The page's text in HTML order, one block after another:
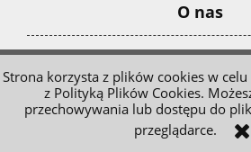
Strona korzysta z plików cookies w celu
z Polityką Plików Cookies.
przechowywania lub dostępu do
przeglądarce.
O nas
pokaż pełną wersję
Sklep internetowy